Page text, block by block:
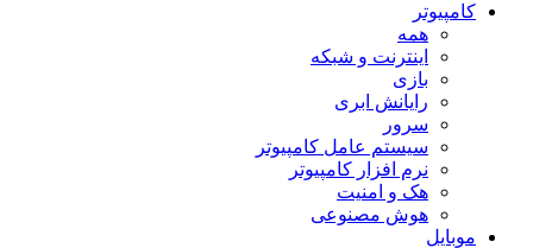
کامپیوتر
همه
اینترنت و شبکه
بازی
رایانش ابری
سرور
سیستم عامل کامپیوتر
نرم افزار کامپیوتر
هک و امنیت
هوش مصنوعی
موبایل